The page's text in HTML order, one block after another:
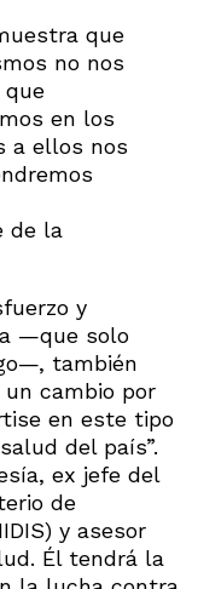
que
no nos
que
en los
a ellos nos
de la
y
—que solo
también
un cambio por
en este tipo
del país”.
ex jefe del
de
y asesor
Él tendrá la